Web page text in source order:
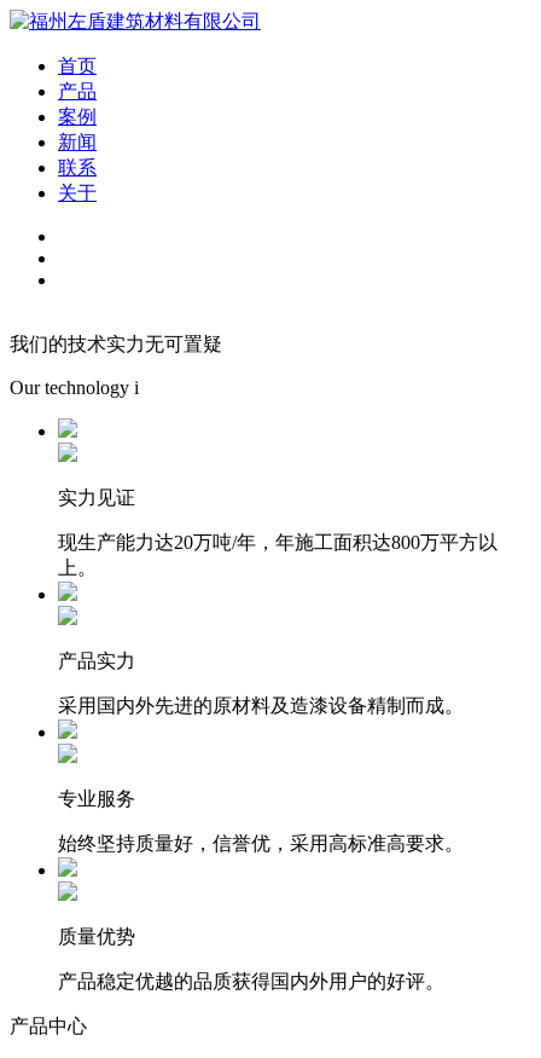
首页
产品
案例
新闻
联系
关于
我们的技术实力无可置疑
Our technology i
实力见证
现生产能力达20万吨/年，年施工面积达800万平方以
上。
产品实力
采用国内外先进的原材料及造漆设备精制而成。
专业服务
始终坚持质量好，信誉优，采用高标准高要求。
质量优势
产品稳定优越的品质获得国内外用户的好评。
产品中心